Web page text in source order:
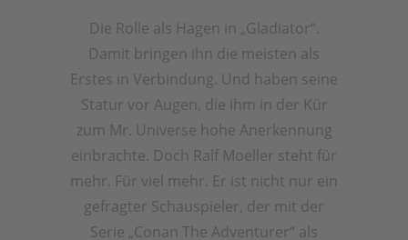
Die Rolle als Hagen in „Gladiator“.
Damit bringen ihn die meisten als
Erstes in Verbindung. Und haben seine
Statur vor Augen, die ihm in der Kür
zum Mr. Universe hohe Anerkennung
einbrachte. Doch Ralf Moeller steht für
mehr. Für viel mehr. Er ist nicht nur ein
gefragter Schauspieler, der mit der
Serie „Conan The Adventurer“ als